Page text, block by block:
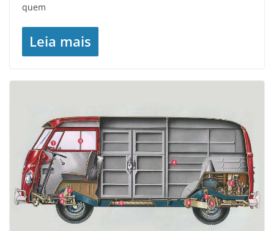
quem
Leia mais